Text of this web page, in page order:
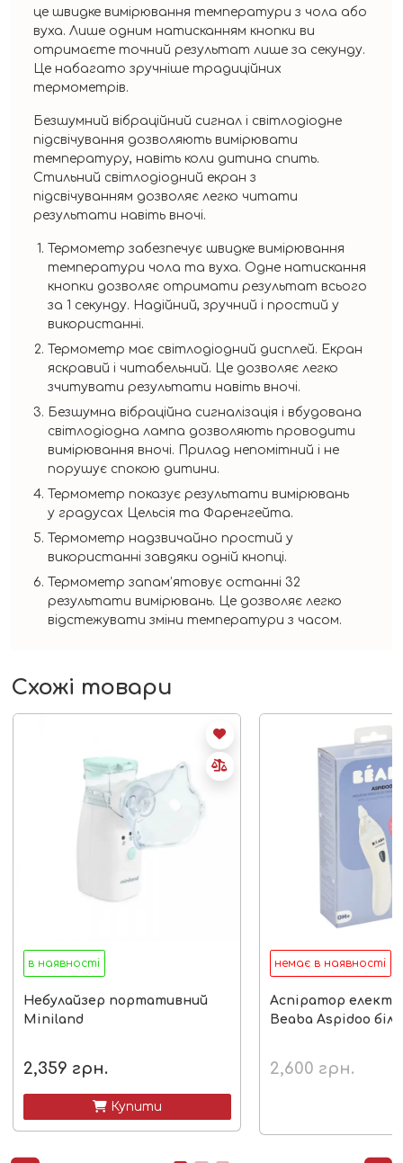
це швидке вимірювання температури з чола або
вуха. Лише одним натисканням кнопки ви
отримаєте точний результат лише за секунду.
Це набагато зручніше традиційних
термометрів.
Безшумний вібраційний сигнал і світлодіодне
підсвічування дозволяють вимірювати
температуру, навіть коли дитина спить.
Стильний світлодіодний екран з
підсвічуванням дозволяє легко читати
результати навіть вночі.
Термометр забезпечує швидке вимірювання
температури чола та вуха. Одне натискання
кнопки дозволяє отримати результат всього
за 1 секунду. Надійний, зручний і простий у
використанні.
Термометр має світлодіодний дисплей. Екран
яскравий і читабельний. Це дозволяє легко
зчитувати результати навіть вночі.
Безшумна вібраційна сигналізація і вбудована
світлодіодна лампа дозволяють проводити
вимірювання вночі. Прилад непомітний і не
порушує спокою дитини.
Термометр показує результати вимірювань
у градусах Цельсія та Фаренгейта.
Термометр надзвичайно простий у
використанні завдяки одній кнопці.
Термометр запам’ятовує останні 32
результати вимірювань. Це дозволяє легко
відстежувати зміни температури з часом.
Схожі товари
в наявності
Небулайзер портативний
Miniland
2,359 грн.
 Купити
немає в наявності
Аспіратор
Beaba Aspidoo
2,600 грн.